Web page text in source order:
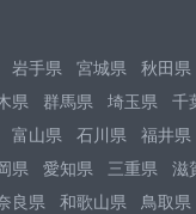
岩手県 宮城県 秋田県
県 群馬県 埼玉県 千
富山県 石川県 福井県
県 愛知県 三重県 滋
良県 和歌山県 鳥取県